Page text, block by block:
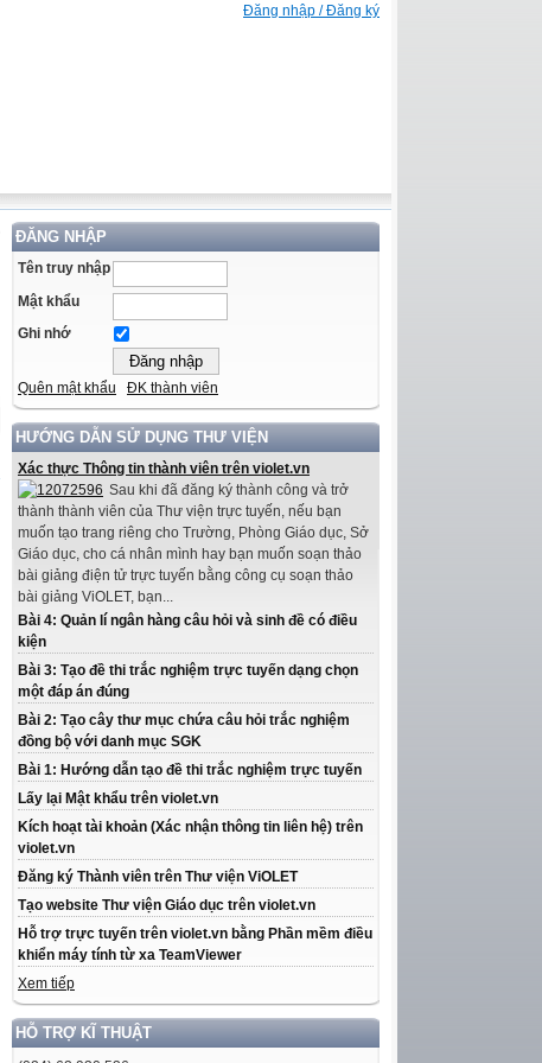
Đăng nhập / Đăng ký
ĐĂNG NHẬP
Tên truy nhập
Mật khẩu
Ghi nhớ
Quên mật khẩu ĐK thành viên
HƯỚNG DẪN SỬ DỤNG THƯ VIỆN
Xác thực Thông tin thành viên trên violet.vn
Sau khi đã đăng ký thành công và trở
thành thành viên của Thư viện trực tuyến, nếu bạn
muốn tạo trang riêng cho Trường, Phòng Giáo dục, Sở
Giáo dục, cho cá nhân mình hay bạn muốn soạn thảo
bài giảng điện tử trực tuyến bằng công cụ soạn thảo
bài giảng ViOLET, bạn...
Bài 4: Quản lí ngân hàng câu hỏi và sinh đề có điều
kiện
Bài 3: Tạo đề thi trắc nghiệm trực tuyến dạng chọn
một đáp án đúng
Bài 2: Tạo cây thư mục chứa câu hỏi trắc nghiệm
đồng bộ với danh mục SGK
Bài 1: Hướng dẫn tạo đề thi trắc nghiệm trực tuyến
Lấy lại Mật khẩu trên violet.vn
Kích hoạt tài khoản (Xác nhận thông tin liên hệ) trên
violet.vn
Đăng ký Thành viên trên Thư viện ViOLET
Tạo website Thư viện Giáo dục trên violet.vn
Hỗ trợ trực tuyến trên violet.vn bằng Phần mềm điều
khiển máy tính từ xa TeamViewer
Xem tiếp
HỖ TRỢ KĨ THUẬT